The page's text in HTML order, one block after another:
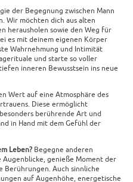
der Begegnung zwischen Mann
Wir möchten dich aus alten
herausholen sowie den Weg für
es mit deinem eigenen Körper
Wahrnehmung und Intimität
und starte so voller
inneren Bewusstsein ins neue
Wert auf eine Atmosphäre des
Diese ermöglicht
berührende Art und
in Hand mit dem Gefühl der
Leben? Begegne anderen
genieße Moment der
Auch sinnliche
auf Augenhöhe, energetische